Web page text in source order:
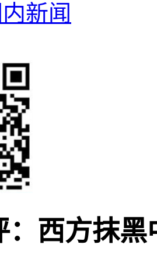
新闻
：西方抹